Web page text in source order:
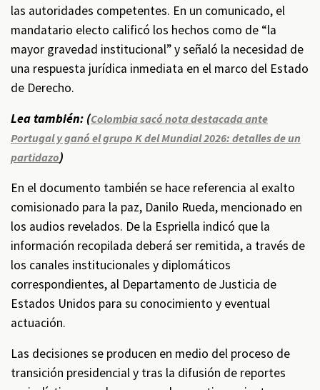
las autoridades competentes. En un comunicado, el
mandatario electo calificó los hechos como de “la
mayor gravedad institucional” y señaló la necesidad de
una respuesta jurídica inmediata en el marco del Estado
de Derecho.
Lea también: (Colombia sacó nota destacada ante
Portugal y ganó el grupo K del Mundial 2026: detalles de un
partidazo)
En el documento también se hace referencia al exalto
comisionado para la paz, Danilo Rueda, mencionado en
los audios revelados. De la Espriella indicó que la
información recopilada deberá ser remitida, a través de
los canales institucionales y diplomáticos
correspondientes, al Departamento de Justicia de
Estados Unidos para su conocimiento y eventual
actuación.
Las decisiones se producen en medio del proceso de
transición presidencial y tras la difusión de reportes